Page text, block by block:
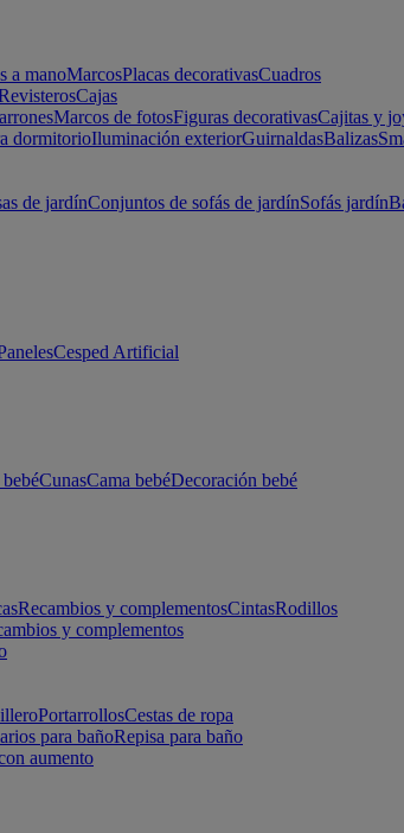
a manoMarcosPlacas decorativasCuadros
Cajas
Marcos de fotosFiguras decorativasCajitas y
dormitorioIluminación exteriorGuirnaldasBalizas
de jardínConjuntos de sofás de jardínSofás jardín
Cesped Artificial
CunasCama bebéDecoración bebé
Recambios y complementosCintasRodillos
y complementos
PortarrollosCestas de ropa
para bañoRepisa para baño
aumento